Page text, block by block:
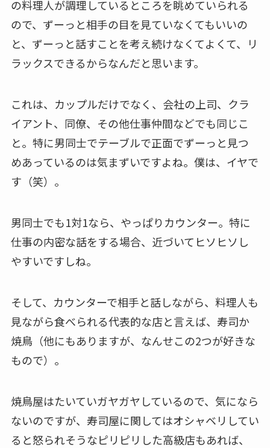
の料理人が調理しているところを眺めていられる
ので、ずーっと相手の目を見ていなくてもいいの
と、ずーっと話すことを考え続けなくてよくて、リ
ラックスできるからなんだと思います。
これは、カップルだけでなく、会社の上司、クラ
イアント、同僚、その他仕事仲間などでも同じこ
と。特に男同士でテーブルで正面でずーっと見つ
めあっているのは気まずいですよね。僕は、イヤで
す（笑）。
男同士でも1対1なら、やっぱりカウンター。特に
仕事の内密な話をする場合、近づいてヒソヒソし
やすいですしね。
そして、カウンターで相手と話しながら、料理人も
見ながら食べられる代表的な店と言えば、寿司か
焼鳥（他にもありますが、なんせこの2つが好きな
もので）。
焼鳥屋はたいていガヤガヤしているので、気になら
ないのですが、寿司屋に関してはオシャベリしてい
ると怒られそうなピリピリした高級店もあれば、